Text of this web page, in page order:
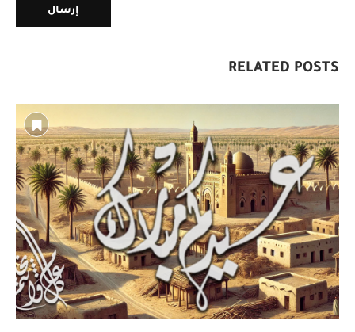
RELATED POSTS